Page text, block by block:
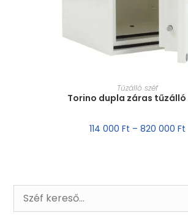
MÉRET VÁLASZTÁSA
Tűzálló széf
Torino dupla záras tűzálló
114 000 Ft – 820 000 Ft